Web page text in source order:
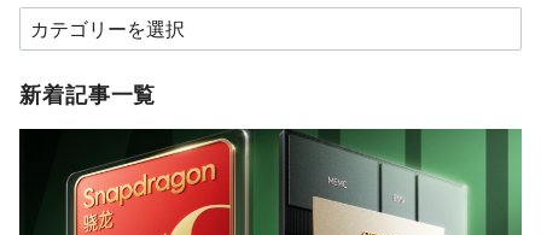
カ
テ
ゴ
新着記事一覧